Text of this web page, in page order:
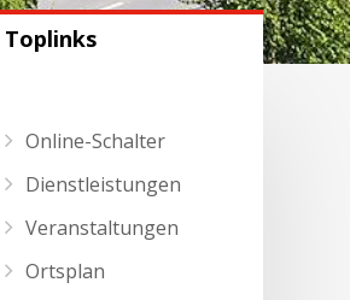
Toplinks
Online-Schalter
Dienstleistungen
Veranstaltungen
Ortsplan